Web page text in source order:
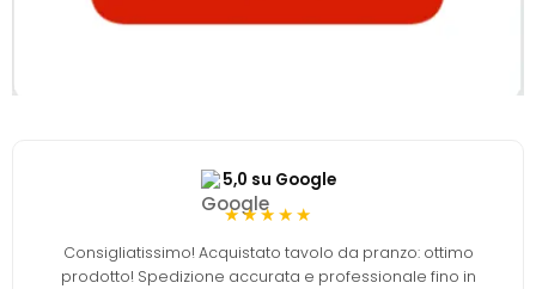
5,0 su Google
★★★★★
Consigliatissimo! Acquistato tavolo da pranzo: ottimo
prodotto! Spedizione accurata e professionale fino in